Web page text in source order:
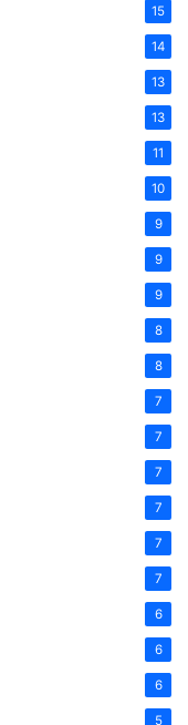
15
14
13
13
11
10
9
9
9
8
8
7
7
7
7
7
7
6
6
6
5